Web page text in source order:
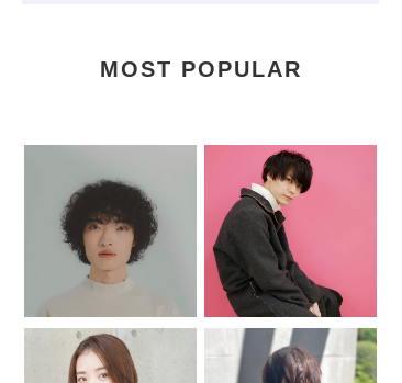
MOST POPULAR